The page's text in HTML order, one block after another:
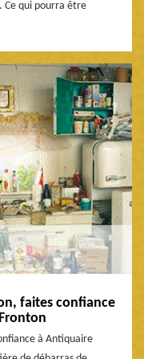
Ce qui pourra être
faites confiance
à Antiquaire